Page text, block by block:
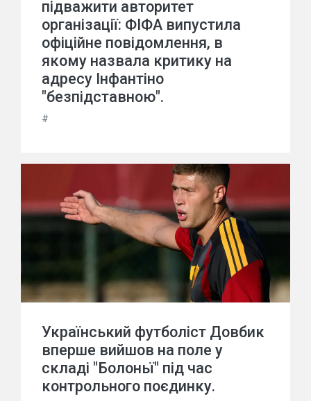
підважити авторитет
організації: ФІФА випустила
офіційне повідомлення, в
якому назвала критику на
адресу Інфантіно
"безпідставною".
#
Український футболіст Довбик
вперше вийшов на поле у
складі "Болоньї" під час
контрольного поєдинку.